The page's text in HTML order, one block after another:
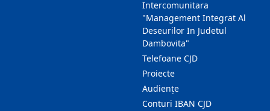
Intercomunitara
"Management Integrat Al
Deseurilor In Judetul
Dambovita"
Telefoane CJD
Proiecte
Audienţe
Conturi IBAN CJD